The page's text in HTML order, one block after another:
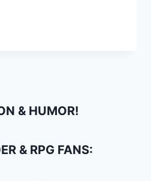
& HUMOR!
& RPG FANS: